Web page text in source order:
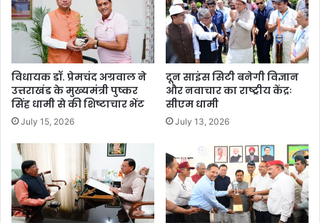
विधायक डॉ. प्रेमचंद अग्रवाल ने
उत्तराखंड के मुख्यमंत्री पुष्कर
सिंह धामी से की शिष्टाचार भेंट
July 15, 2026
दून साइंस सिटी बनेगी विज्ञान
और नवाचार का राष्ट्रीय केंद्रः
सीएम धामी
July 13, 2026